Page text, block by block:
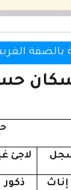
بالضفة
لاجئ
إناث ذكور